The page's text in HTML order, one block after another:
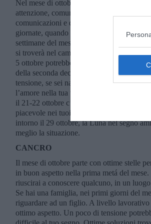
Nel mese di ottobre, a livello lavorativo,
attenzione, comunque Mercurio, il tuo
comunicazioni e degli scritti sará in
giornate, quando riuscirai a sistemare
settimane del mese saranno piú difficili,
si troverà nel campo piú adatto dello
5 ottobre potrebbe essere una giornata
della seconda decade del segno, ma
tensione, se sei nativo della terza decade
l’amore nella tua vita, se sei single, hai
il 21-22 ottobre c’e da procedere con
piacevole nei tuoi confronti. Se fossi
intorno il 29 ottobre, la Luna nel segno
meglio la situazione.
CANCRO
Il mese di ottobre parte con ottime stelle
in buon aspetto nella prima metá del
riuscirai a conoscere qualcuno, in un
Se hai una famiglia, nei primi giorni del
riguardare ad un figlio. A livello
ottimo aspetto. Un poco di tensione